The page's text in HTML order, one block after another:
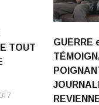
TOUT
GUERRE